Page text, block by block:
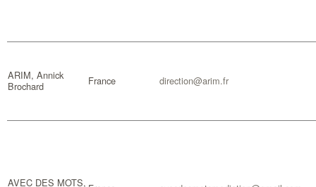
ARIM, Annick
Brochard
France direction@arim.fr
AVEC DES MOTS,